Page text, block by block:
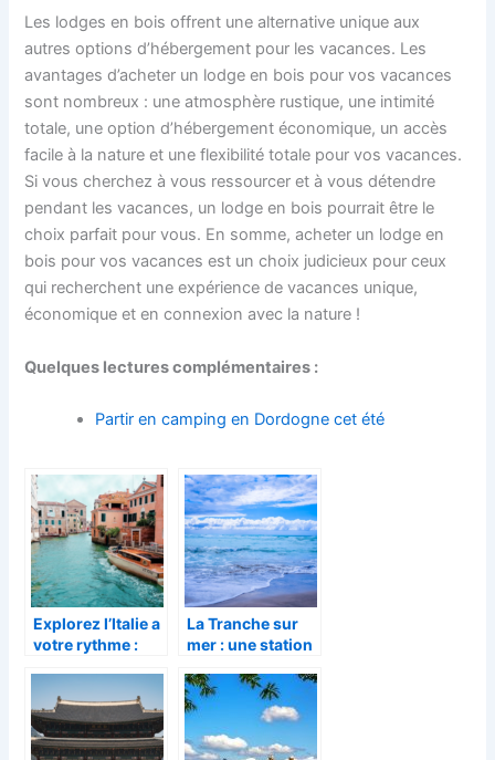
Les lodges en bois offrent une alternative unique aux
autres options d’hébergement pour les vacances. Les
avantages d’acheter un lodge en bois pour vos vacances
sont nombreux : une atmosphère rustique, une intimité
totale, une option d’hébergement économique, un accès
facile à la nature et une flexibilité totale pour vos vacances.
Si vous cherchez à vous ressourcer et à vous détendre
pendant les vacances, un lodge en bois pourrait être le
choix parfait pour vous. En somme, acheter un lodge en
bois pour vos vacances est un choix judicieux pour ceux
qui recherchent une expérience de vacances unique,
économique et en connexion avec la nature !
Quelques lectures complémentaires :
Partir en camping en Dordogne cet été
Explorez l’Italie a
votre rythme :
de vos reves
La Tranche sur
mer : une station
labellisee Famille
Plus et Pavillon
Bleu pour vos
vacances